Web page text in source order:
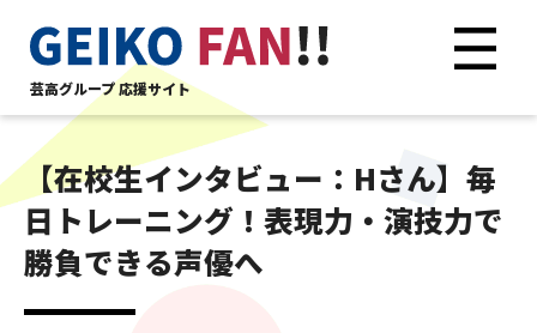
芸高グループ 応援サイト
【在校生インタビュー：Hさん】毎
日トレーニング！表現力・演技力で
勝負できる声優へ